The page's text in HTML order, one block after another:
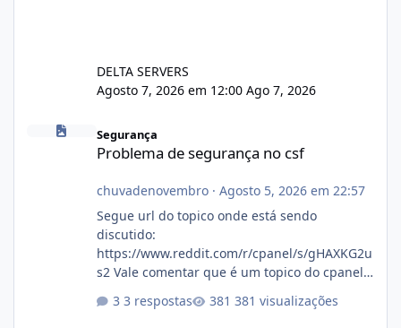
DELTA SERVERS
Agosto 7, 2026 em 12:00 Ago 7, 2026
Problema de segurança no csf
Segurança
Problema de segurança no csf
chuvadenovembro· Agosto 5, 2026 em 22:57
Segue url do topico onde está sendo
discutido:
https://www.reddit.com/r/cpanel/s/gHAXKG2u
s2 Vale comentar que é um topico do cpanel...
3 respostas 381 visualizações